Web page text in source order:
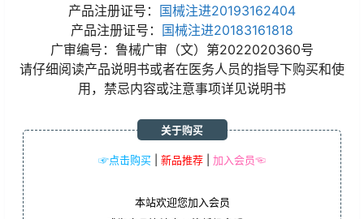
产品注册证号： 国械注进20193162404
产品注册证号： 国械注进20183161818
广审编号：鲁械广审（文）第2022020360号
请仔细阅读产品说明书或者在医务人员的指导下购买和使
用，禁忌内容或注意事项详见说明书
☞点击购买 新品推荐 加入会员☜
关于购买
本站欢迎您加入会员